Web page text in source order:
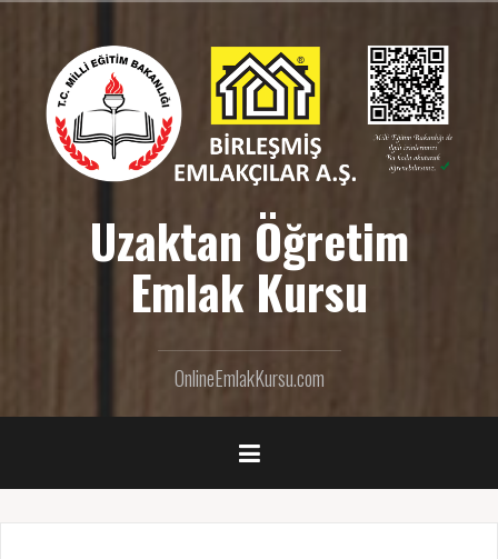
Uzaktan Öğretim
Emlak Kursu
OnlineEmlakKursu.com